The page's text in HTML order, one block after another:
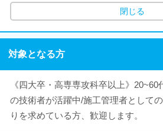
閉じる
対象となる方
《四大卒・高専専攻科卒以上》
の技術者が活躍中/施工管理者として
りを求めている方、歓迎します。